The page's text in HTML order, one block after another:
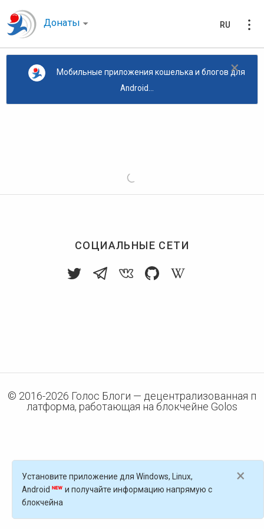
Донаты RU
×
Мобильные приложения кошелька и блогов для
Android...
СОЦИАЛЬНЫЕ СЕТИ
© 2016-2026 Голос Блоги — децентрализованная п
латформа, работающая на блокчейне Golos
×
Установите приложение для Windows, Linux,
Android
и получайте информацию напрямую с
блокчейна